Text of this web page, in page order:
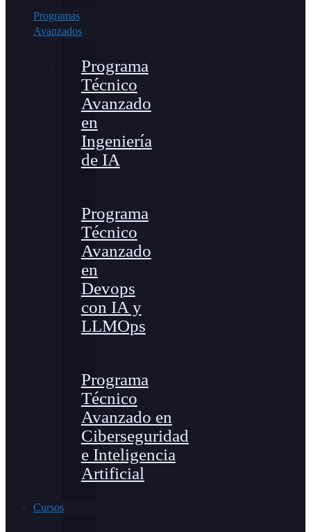
Programas
Avanzados
Programa
Técnico
Avanzado
en
Ingeniería
de IA
Programa
Técnico
Avanzado
en
Devops
con IA y
LLMOps
Programa
Técnico
Avanzado en
Ciberseguridad
e Inteligencia
Artificial
Cursos